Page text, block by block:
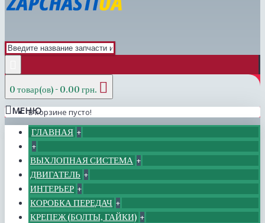
0 товар(ов) - 0.00 грн.
В корзине пусто!
МЕНЮ
ГЛАВНАЯ +
+
ВЫХЛОПНАЯ СИСТЕМА +
ДВИГАТЕЛЬ +
ИНТЕРЬЕР +
КОРОБКА ПЕРЕДАЧ +
КРЕПЕЖ (БОЛТЫ, ГАЙКИ) +